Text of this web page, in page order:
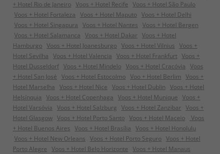
+ Hotel Rio de Janeiro Voos + Hotel Recife Voos + Hotel São Paulo
Voos + Hotel Fortaleza Voos + Hotel Maputo Voos + Hotel Delhi
Voos + Hotel Singapura Voos + Hotel Nantes Voos + Hotel Bergen
Voos + Hotel Salamanca Voos + Hotel Dakar Voos + Hotel
Hamburgo Voos + Hotel Joanesburgo Voos + Hotel Vilnius Voos +
Hotel Sevilha Voos + Hotel Valencia Voos + Hotel Frankfurt Voos +
Hotel Dusseldorf Voos + Hotel Mindelo Voos + Hotel Cracóvia Voos
+ Hotel San José Voos + Hotel Estocolmo Voo + Hotel Berlim Voos +
Hotel Marselha Voos + Hotel Nice Voos + Hotel Dublin Voos + Hotel
Helsínquia Voos + Hotel Copenhaga Voos + Hotel Munique Voos +
Hotel Varsóvia Voos + Hotel Salzburg Voos + Hotel Zanzibar Voos +
Hotel Glasgow Voos + Hotel Porto Santo Voos + Hotel Maceio
Voos
+ Hotel Buenos Aires Voos + Hotel Brasília Voos + Hotel Honolulu
Voos + Hotel New Orleans Voos + Hotel Porto Seguro Voos + Hotel
Porto Alegre Voos + Hotel Belo Horizonte Voos + Hotel Manaus